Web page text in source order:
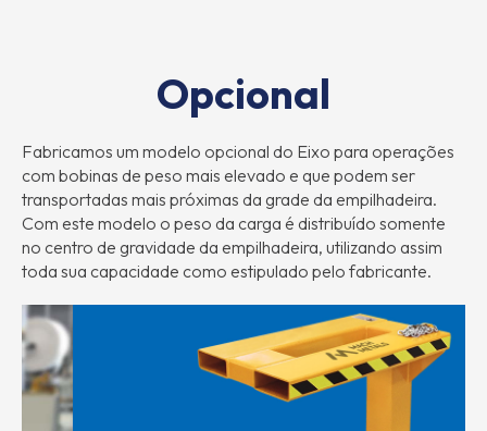
Opcional
Fabricamos um modelo opcional do Eixo para operações
com bobinas de peso mais elevado e que podem ser
transportadas mais próximas da grade da empilhadeira.
Com este modelo o peso da carga é distribuído somente
no centro de gravidade da empilhadeira, utilizando assim
toda sua capacidade como estipulado pelo fabricante.